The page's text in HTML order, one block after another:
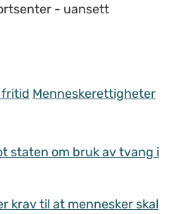
- uansett
Menneskerettigheter
staten om bruk av tvang i
krav til at mennesker skal